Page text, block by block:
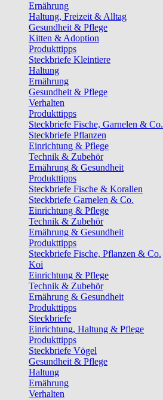
Ernährung
Haltung, Freizeit & Alltag
Gesundheit & Pflege
Kitten & Adoption
Produkttipps
Steckbriefe Kleintiere
Haltung
Ernährung
Gesundheit & Pflege
Verhalten
Produkttipps
Steckbriefe Fische, Garnelen & Co.
Steckbriefe Pflanzen
Einrichtung & Pflege
Technik & Zubehör
Ernährung & Gesundheit
Produkttipps
Steckbriefe Fische & Korallen
Steckbriefe Garnelen & Co.
Einrichtung & Pflege
Technik & Zubehör
Ernährung & Gesundheit
Produkttipps
Steckbriefe Fische, Pflanzen & Co.
Koi
Einrichtung & Pflege
Technik & Zubehör
Ernährung & Gesundheit
Produkttipps
Steckbriefe
Einrichtung, Haltung & Pflege
Produkttipps
Steckbriefe Vögel
Gesundheit & Pflege
Haltung
Ernährung
Verhalten